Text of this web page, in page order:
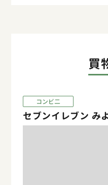
買
コンビ二
セブンイレブン み